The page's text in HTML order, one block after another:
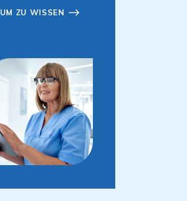
UM ZU WISSEN